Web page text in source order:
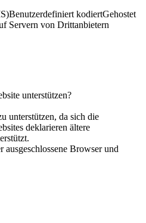
Benutzerdefiniert kodiertGehostet
Servern von Drittanbietern
unterstützen?
unterstützen, da sich die
deklarieren ältere
ausgeschlossene Browser und